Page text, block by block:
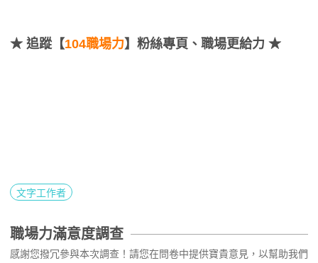
★ 追蹤【104職場力】粉絲專頁、職場更給力 ★
文字工作者
職場力滿意度調查
感謝您撥冗參與本次調查！請您在問卷中提供寶貴意見，以幫助我們